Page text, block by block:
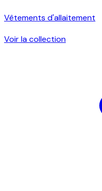
Vêtements d'allaitement
Voir la collection